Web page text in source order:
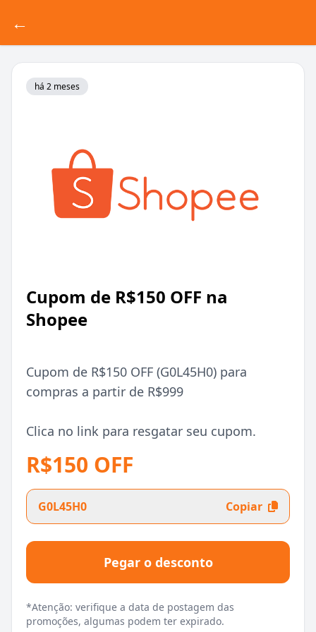
←
há 2 meses
Cupom de R$150 OFF na
Shopee
Cupom de R$150 OFF (G0L45H0) para
compras a partir de R$999
Clica no link para resgatar seu cupom.
R$150 OFF
G0L45H0 Copiar
Pegar o desconto
*Atenção: verifique a data de postagem das
promoções, algumas podem ter expirado.